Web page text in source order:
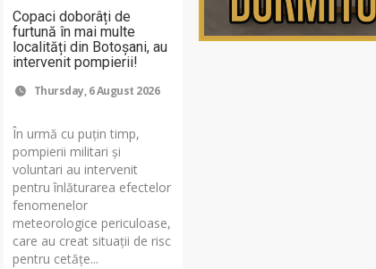
Copaci doborâți de
furtună în mai multe
localități din Botoșani, au
intervenit pompierii!
Thursday, 6 August 2026
În urmă cu puțin timp,
pompierii militari și
voluntari au intervenit
pentru înlăturarea efectelor
fenomenelor
meteorologice periculoase,
care au creat situații de risc
pentru cetățe...